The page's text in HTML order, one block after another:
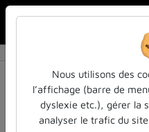
1 vidéo trouvée
Audio Vidéo
Direction de tri
Nous utilisons des
l’affichage (barre de
dyslexie etc.), gérer la
analyser le trafic du